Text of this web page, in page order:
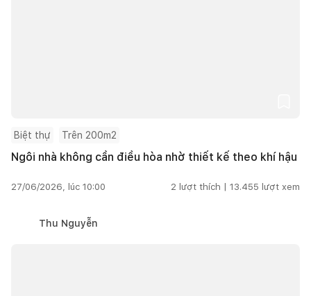
Biệt thự Trên 200m2
Ngôi nhà không cần điều hòa nhờ thiết kế theo khí hậu
27/06/2026, lúc 10:00 2 lượt thích | 13.455 lượt xem
Thu Nguyễn